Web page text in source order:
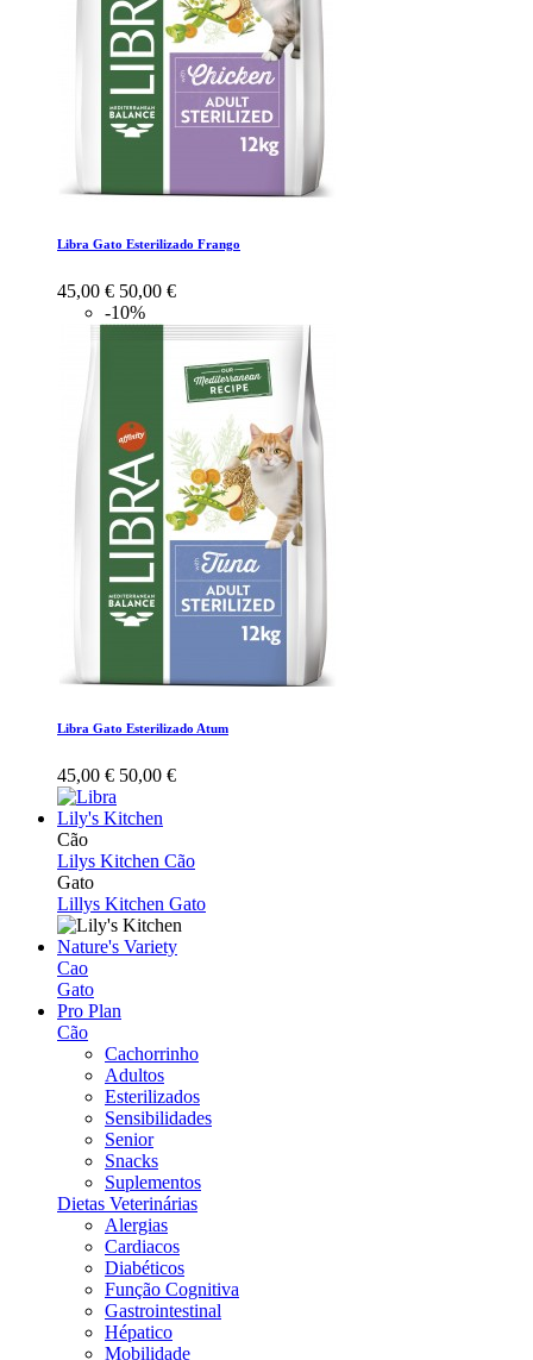
Libra Gato Esterilizado Frango
45,00 € 50,00 €
-10%
Libra Gato Esterilizado Atum
45,00 € 50,00 €
Lily's Kitchen
Cão
Lilys Kitchen Cão
Gato
Lillys Kitchen Gato
Nature's Variety
Cao
Gato
Pro Plan
Cão
Cachorrinho
Adultos
Esterilizados
Sensibilidades
Senior
Snacks
Suplementos
Dietas Veterinárias
Alergias
Cardiacos
Diabéticos
Função Cognitiva
Gastrointestinal
Hépatico
Mobilidade